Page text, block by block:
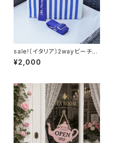
sale!〔イタリア〕2wayビーチバ
ッグ
¥2,000